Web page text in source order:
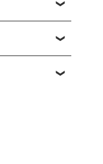
закажем
больше в